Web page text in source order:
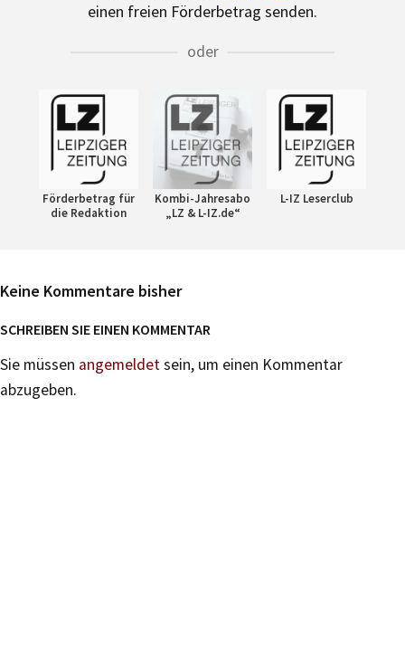
einen freien Förderbetrag senden.
oder
Förderbetrag für
die Redaktion
Kombi-Jahresabo
„LZ & L-IZ.de“
L-IZ Leserclub
Keine Kommentare bisher
SCHREIBEN SIE EINEN KOMMENTAR
Sie müssen angemeldetsein, um einen Kommentar
abzugeben.